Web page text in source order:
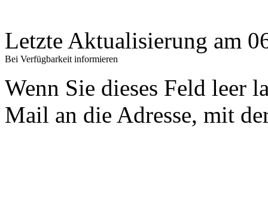
Letzte Aktualisierung am
Bei Verfügbarkeit informieren
Wenn Sie dieses Feld leer
Mail an die Adresse, mit